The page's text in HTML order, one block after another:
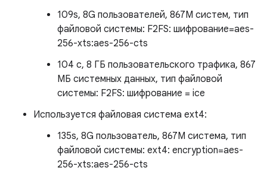
109s, 8G пользователей, 867M систем, тип
файловой системы: F2FS: шифрование=aes-
256-xts:aes-256-cts
104 с, 8 ГБ пользовательского трафика, 867
МБ системных данных, тип файловой
системы: F2FS: шифрование = ice
Используется файловая система ext4:
135s, 8G пользователь, 867M система, тип
файловой системы: ext4: encryption=aes-
256-xts:aes-256-cts